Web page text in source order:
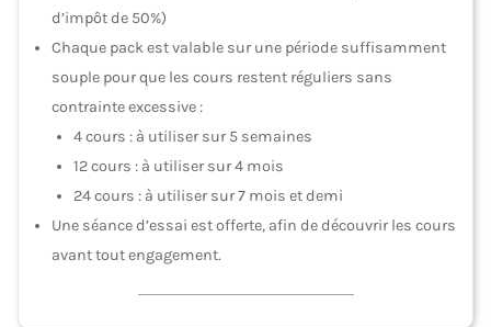
d’impôt de 50%)
Chaque pack est valable sur une période suffisamment
souple pour que les cours restent réguliers sans
contrainte excessive :
4 cours : à utiliser sur 5 semaines
12 cours : à utiliser sur 4 mois
24 cours : à utiliser sur 7 mois et demi
Une séance d’essai est offerte, afin de découvrir les cours
avant tout engagement.